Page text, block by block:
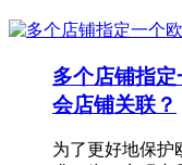
多个店铺指
会店铺关联？
为了更好地保护